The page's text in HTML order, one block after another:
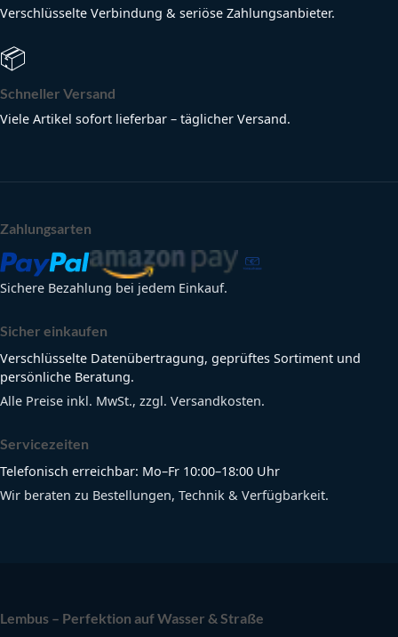
Verschlüsselte Verbindung & seriöse Zahlungsanbieter.
📦
Schneller Versand
Viele Artikel sofort lieferbar – täglicher Versand.
Zahlungsarten
Sichere Bezahlung bei jedem Einkauf.
Sicher einkaufen
Verschlüsselte Datenübertragung, geprüftes Sortiment und
persönliche Beratung.
Alle Preise inkl. MwSt., zzgl. Versandkosten.
Servicezeiten
Telefonisch erreichbar: Mo–Fr 10:00–18:00 Uhr
Wir beraten zu Bestellungen, Technik & Verfügbarkeit.
Lembus – Perfektion auf Wasser & Straße